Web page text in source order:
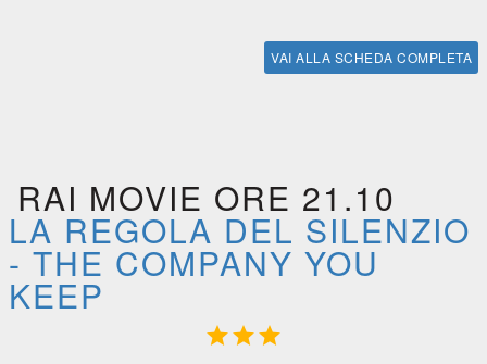
VAI ALLA SCHEDA COMPLETA
RAI MOVIE ORE 21.10
LA REGOLA DEL SILENZIO
- THE COMPANY YOU
KEEP
